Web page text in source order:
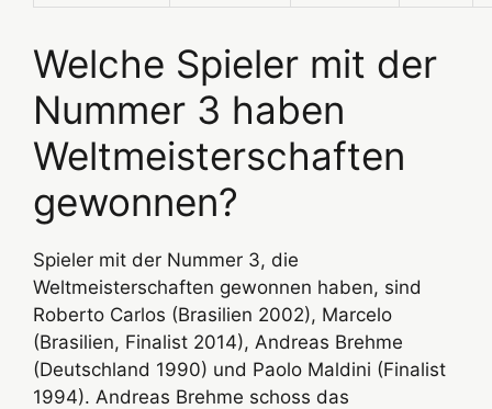
Welche Spieler mit der
Nummer 3 haben
Weltmeisterschaften
gewonnen?
Spieler mit der Nummer 3, die
Weltmeisterschaften gewonnen haben, sind
Roberto Carlos (Brasilien 2002), Marcelo
(Brasilien, Finalist 2014), Andreas Brehme
(Deutschland 1990) und Paolo Maldini (Finalist
1994). Andreas Brehme schoss das